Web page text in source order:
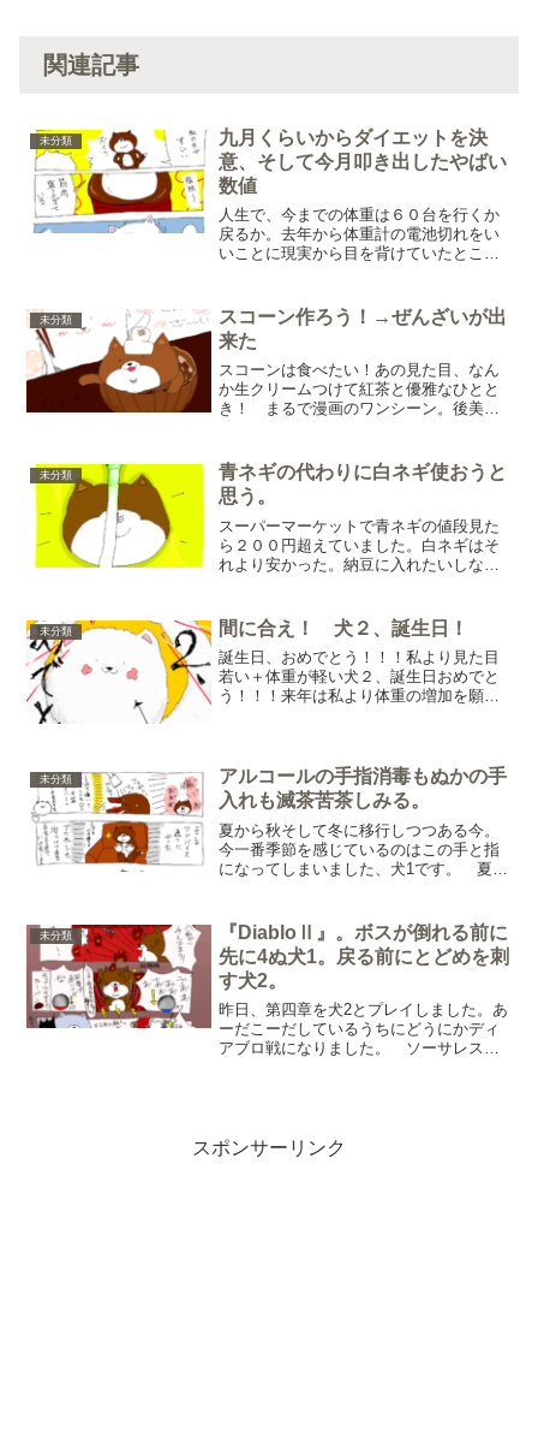
関連記事
未分類
九月くらいからダイエットを決
意、そして今月叩き出したやばい
数値
人生で、今までの体重は６０台を行くか
戻るか。去年から体重計の電池切れをい
いことに現実から目を背けていたとこ
酔っ払っていた。ローストビーフとワイ
ンと何か（カロリード...
未分類
スコーン作ろう！→ぜんざいが出
来た
スコーンは食べたい！あの見た目、なん
か生クリームつけて紅茶と優雅なひとと
き！ まるで漫画のワンシーン。後美味
のでは？」と助言いただきました。次回
までのお電話お茶会までに...
未分類
青ネギの代わりに白ネギ使おうと
思う。
スーパーマーケットで青ネギの値段見た
ら２００円超えていました。白ネギはそ
れより安かった。納豆に入れたいしな、
して使おう。納豆に白ネギ入れて食そう
と決めました。それが一週...
未分類 間に合え！ 犬２、誕生日！
誕生日、おめでとう！！！私より見た目
若い＋体重が軽い犬２、誕生日おめでと
う！！！来年は私より体重の増加を願
が、太れ。
未分類
アルコールの手指消毒もぬかの手
入れも滅茶苦茶しみる。
夏から秋そして冬に移行しつつある今。
今一番季節を感じているのはこの手と指
になってしまいました、犬1です。 夏シ
た結果徐々に徐々に異変が出て、秋から
冬そして今アカギレで手荒...
未分類
『DiabloⅡ』。ボスが倒れる前に
先に4ぬ犬1。戻る前にとどめを刺
す犬2。
昨日、第四章を犬2とプレイしました。あ
ーだこーだしているうちにどうにかディ
アブロ戦になりました。 ソーサレスな
スポンサーリンク